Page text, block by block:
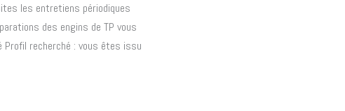
les entretiens périodiques
des engins de TP vous
recherché : vous êtes issu